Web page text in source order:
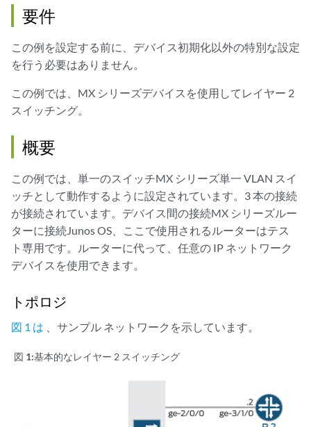
要件
この例を設定する前に、デバイス初期化以外の特別な設定
を行う必要はありません。
この例では、MX シリーズデバイスを使用してレイヤー 2
スイッチング。
概要
この例では、単一のスイッチMX シリーズ単一 VLAN スイ
ッチとして動作するように設定されています。3 本の接続
が接続されています。デバイス間の接続MX シリーズルー
ターに接続Junos OS、ここで使用されるルーターはテス
ト専用です。ルーターに代って、任意の IP ネットワーク
デバイスを使用できます。
トポロジ
図 1 は 、サンプル ネットワークを示しています。
図 1:基本的なレイヤー 2 スイッチング